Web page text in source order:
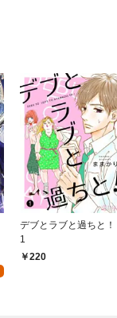
デブとラブと過ちと！
1
220